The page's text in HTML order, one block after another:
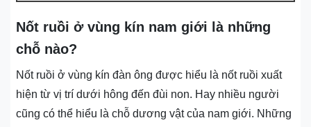
Nốt ruồi ở vùng kín nam giới là những
chỗ nào?
Nốt ruồi ở vùng kín đàn ông được hiểu là nốt ruồi xuất
hiện từ vị trí dưới hông đến đùi non. Hay nhiều người
cũng có thể hiểu là chỗ dương vật của nam giới. Những